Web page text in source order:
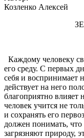
Козленко Алексей
Каждому человеку
его среду. С первых
себя и воспринимает
действует на него
благоприятно влияет
человек учится не
и сохранять его
должен понимать, что
загрязняют природу,